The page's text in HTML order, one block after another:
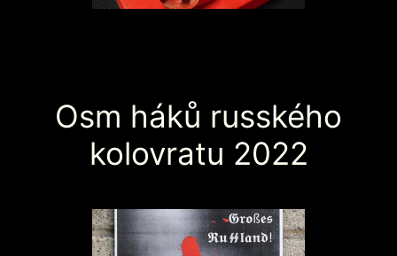
Osm háků rusského
kolovratu 2022